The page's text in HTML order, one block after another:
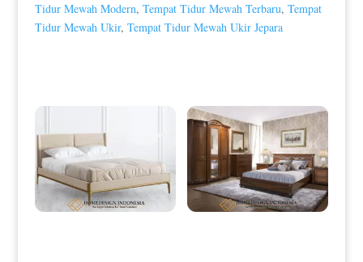
Tidur Mewah Modern, Tempat Tidur Mewah Terbaru, Tempat
Tidur Mewah Ukir, Tempat Tidur Mewah Ukir Jepara